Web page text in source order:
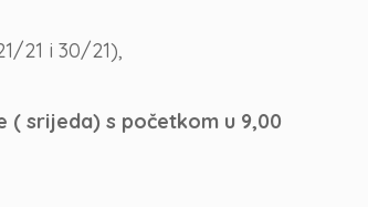
21 i 30/21),
( srijeda) s početkom u 9,00